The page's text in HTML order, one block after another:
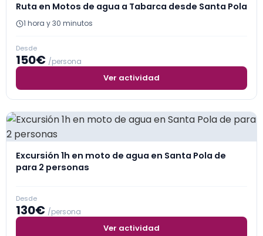
Ruta en Motos de agua a Tabarca desde Santa Pola
1 hora y 30 minutos
Desde
150€ /persona
Ver actividad
Excursión 1h en moto de agua en Santa Pola de
para 2 personas
Desde
130€ /persona
Ver actividad